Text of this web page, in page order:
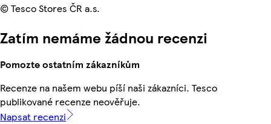
© Tesco Stores ČR a.s.
Zatím nemáme žádnou recenzi
Pomozte ostatním zákazníkům
Recenze na našem webu píší naši zákazníci. Tesco
publikované recenze neověřuje.
Napsat recenzi